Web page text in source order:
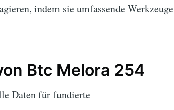
indem sie umfassende Werkzeuge
Btc Melora 254
Daten für fundierte